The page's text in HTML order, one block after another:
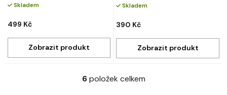
Skladem
499 Kč
Skladem
390 Kč
O
6položek celkem